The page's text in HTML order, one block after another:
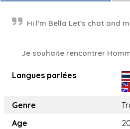
Hi l'm Bella Let's chat and
Je souhaite rencontrer
Langues parlées
Genre
Age